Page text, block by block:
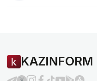
KAZINFORM